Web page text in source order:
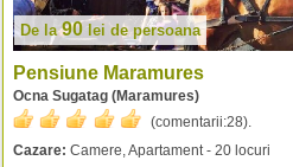
De la90 lei de persoana
Pensiune Maramures
Ocna Sugatag (Maramures)
(comentarii:28).
Cazare: Camere, Apartament - 20 locuri